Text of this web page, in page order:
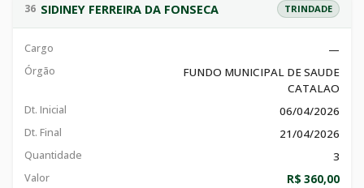
36 SIDINEY FERREIRA DA FONSECA TRINDADE
Cargo —
Órgão
FUNDO MUNICIPAL DE SAUDE
CATALAO
Dt. Inicial 06/04/2026
Dt. Final 21/04/2026
Quantidade 3
Valor R$ 360,00